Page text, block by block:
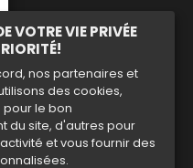
VOTRE VIE PRIVÉE
nos partenaires et
des cookies,
le bon
du site, d'autres pour
et vous fournir des